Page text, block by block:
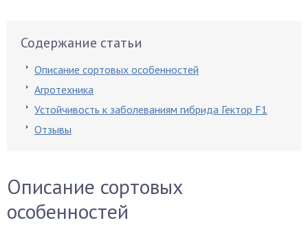
Содержание статьи
Описание сортовых особенностей
Агротехника
Устойчивость к заболеваниям гибрида Гектор F1
Отзывы
Описание сортовых
особенностей